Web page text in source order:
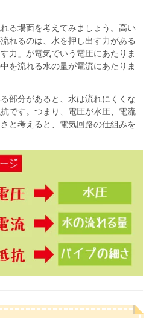
る場面を考えてみましょう。高い
れるのは、水を押し出す力がある
力」が電気でいう電圧にあたりま
を流れる水の量が電流にあたりま
部分があると、水は流れにくくな
です。つまり、電圧が水圧、電流
と考えると、電気回路の仕組みを